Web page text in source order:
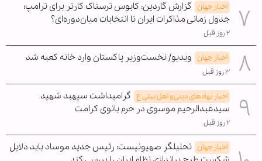
اخبار جهان گزارش گاردین: کابوس ترسناک کارتر برای ترامپ؛
جدول زمانی مذاکرات ایران تا انتخابات میان‌دوره‌ای؟
۲ روز قبل
اخبار جهان ویدیو/ نخست‌وزیر پاکستان وارد خانه کعبه شد
۳ روز قبل
اخبار نهادهای دینی و اهل بیتی ع گرامیداشت سپهبد شهید
سیدعبدالرحیم موسوی در حرم بانوی کرامت
۲ روز قبل
اخبار جهان تحلیلگر صهیونیست: رئیس جدید موساد باید دلایل